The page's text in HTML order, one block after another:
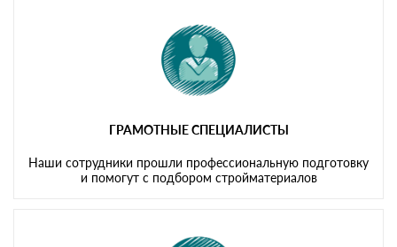
ГРАМОТНЫЕ СПЕЦИАЛИСТЫ
Наши сотрудники прошли профессиональную подготовку
и помогут с подбором стройматериалов